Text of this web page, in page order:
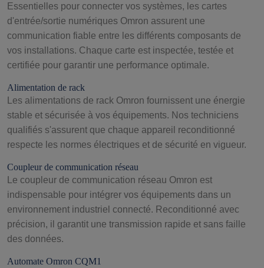
Essentielles pour connecter vos systèmes, les cartes
d'entrée/sortie numériques Omron assurent une
communication fiable entre les différents composants de
vos installations. Chaque carte est inspectée, testée et
certifiée pour garantir une performance optimale.
Alimentation de rack
Les alimentations de rack Omron fournissent une énergie
stable et sécurisée à vos équipements. Nos techniciens
qualifiés s'assurent que chaque appareil reconditionné
respecte les normes électriques et de sécurité en vigueur.
Coupleur de communication réseau
Le coupleur de communication réseau Omron est
indispensable pour intégrer vos équipements dans un
environnement industriel connecté. Reconditionné avec
précision, il garantit une transmission rapide et sans faille
des données.
Automate Omron CQM1